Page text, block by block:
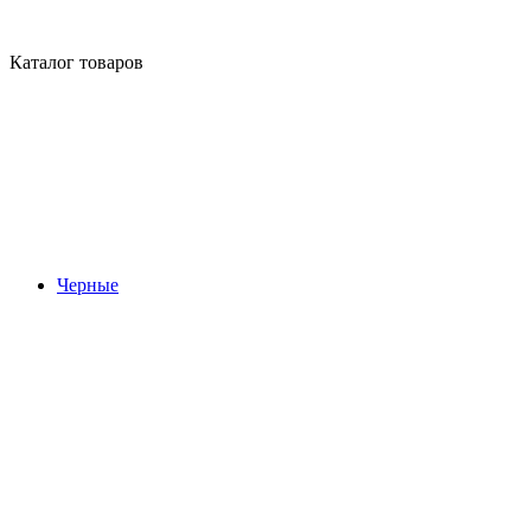
Каталог товаров
Черные